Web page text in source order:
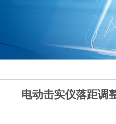
电动击实仪落距调